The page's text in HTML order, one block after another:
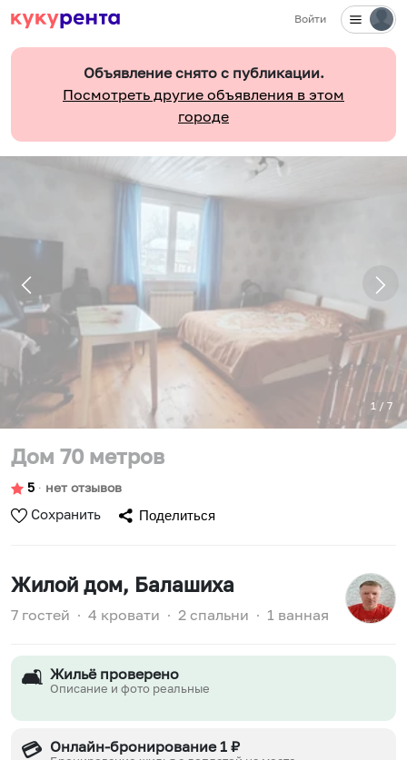
Войти
Объявление снято с публикации.
Посмотреть другие объявления в этом
городе
1 / 7
Дом 70 метров
5 ∙ нет отзывов
Сохранить Поделиться
Жилой дом, Балашиха
7 гостей ∙ 4 кровати ∙ 2 спальни ∙ 1 ванная
🛋️ Жильё проверено
Описание и фото реальные
💳 Онлайн-бронирование 1 ₽